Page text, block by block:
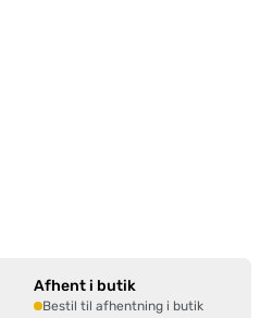
Afhent i butik
Bestil til afhentning i butik